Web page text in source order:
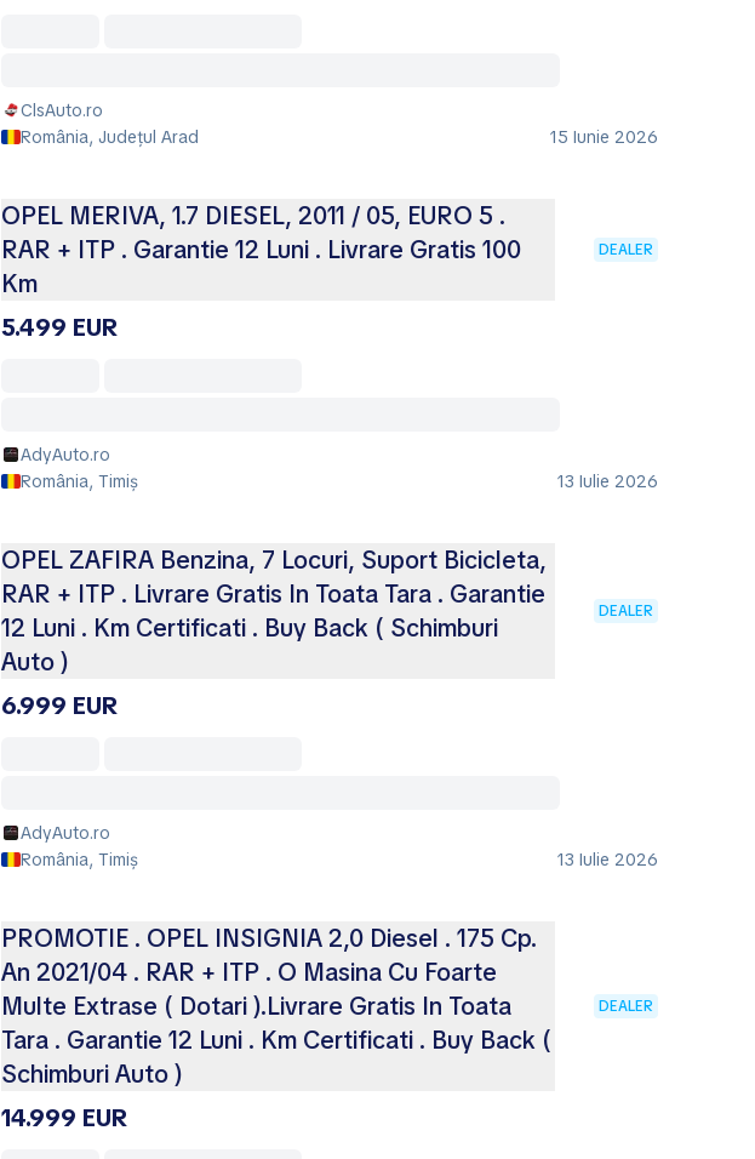
ClsAuto.ro
România, Județul Arad
15 Iunie 2026
OPEL MERIVA, 1.7 DIESEL, 2011 / 05, EURO 5 .
RAR + ITP . Garantie 12 Luni . Livrare Gratis 100
Km
DEALER
5.499 EUR
AdyAuto.ro
România, Timiș
13 Iulie 2026
OPEL ZAFIRA Benzina, 7 Locuri, Suport Bicicleta,
RAR + ITP . Livrare Gratis In Toata Tara . Garantie
12 Luni . Km Certificati . Buy Back ( Schimburi
Auto )
DEALER
6.999 EUR
AdyAuto.ro
România, Timiș
13 Iulie 2026
PROMOTIE . OPEL INSIGNIA 2,0 Diesel . 175 Cp.
An 2021/04 . RAR + ITP . O Masina Cu Foarte
Multe Extrase ( Dotari ).Livrare Gratis In Toata
Tara . Garantie 12 Luni . Km Certificati . Buy Back (
Schimburi Auto )
DEALER
14.999 EUR